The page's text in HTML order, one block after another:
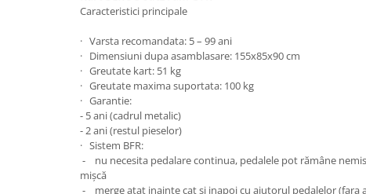
Saltele de la 140 x 70 cm
Saltele 127 x 63 cm
Saltele de la 160 x 80 cm
Saltele gonflabile
Lenjerii patuturi
Lenjerii patut 120 x 60 cm
Lenjerii patut 140 x 70 cm
Caracteristici principale
· Varsta recomandata: 5 – 99 ani
· Dimensiuni dupa asamblasare: 155x85x90 cm
· Greutate kart: 51 kg
· Greutate maxima suportata: 100 kg
· Garantie:
- 5 ani (cadrul metalic)
- 2 ani (restul pieselor)
· Sistem BFR:
- nu necesita pedalare continua, pedalele pot rămâne
mișcă
- merge atat inainte cat si inapoi cu ajutorul pedalelor (fara